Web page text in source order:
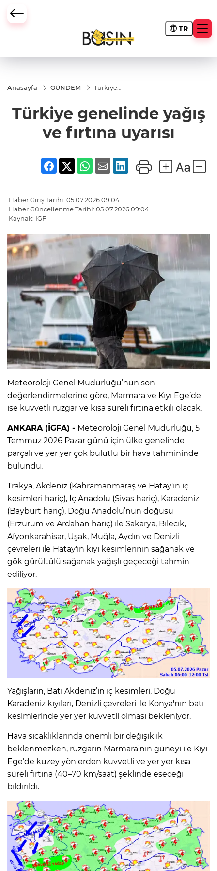
TR
Anasayfa GÜNDEM
Türkiye
fırtına
uyarısı
Türkiye genelinde yağış
ve fırtına uyarısı
Haber Giriş Tarihi: 05.07.2026 09:04
Haber Güncellenme Tarihi: 05.07.2026 09:04
Kaynak: IGF
Meteoroloji Genel Müdürlüğü’nün son
değerlendirmelerine göre, Marmara ve Kıyı Ege’de
ise kuvvetli rüzgar ve kısa süreli fırtına etkili olacak.
ANKARA (İGFA) - Meteoroloji Genel Müdürlüğü, 5
Temmuz 2026 Pazar günü için ülke genelinde
parçalı ve yer yer çok bulutlu bir hava tahmininde
bulundu.
Trakya, Akdeniz (Kahramanmaraş ve Hatay'ın iç
kesimleri hariç), İç Anadolu (Sivas hariç), Karadeniz
(Bayburt hariç), Doğu Anadolu’nun doğusu
(Erzurum ve Ardahan hariç) ile Sakarya, Bilecik,
Afyonkarahisar, Uşak, Muğla, Aydın ve Denizli
çevreleri ile Hatay'ın kıyı kesimlerinin sağanak ve
gök gürültülü sağanak yağışlı geçeceği tahmin
ediliyor.
Yağışların, Batı Akdeniz’in iç kesimleri, Doğu
Karadeniz kıyıları, Denizli çevreleri ile Konya'nın batı
kesimlerinde yer yer kuvvetli olması bekleniyor.
Hava sıcaklıklarında önemli bir değişiklik
beklenmezken, rüzgarın Marmara’nın güneyi ile Kıyı
Ege’de kuzey yönlerden kuvvetli ve yer yer kısa
süreli fırtına (40–70 km/saat) şeklinde eseceği
bildirildi.